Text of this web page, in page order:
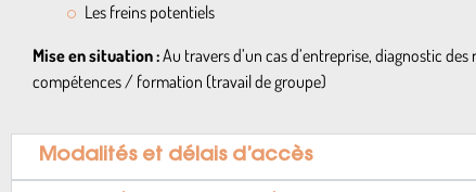
Les freins potentiels
Mise en situation :Au travers d’un cas d’entreprise, diagnostic
compétences / formation (travail de groupe)
Modalités et délais d’accès